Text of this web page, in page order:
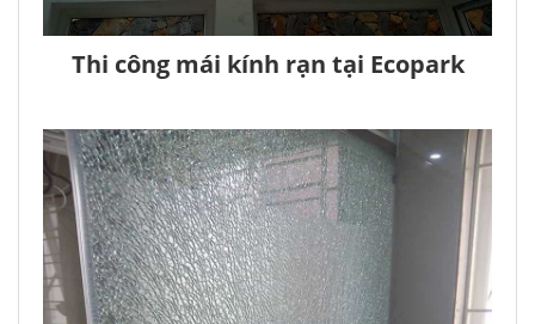
Thi công mái kính rạn tại Ecopark